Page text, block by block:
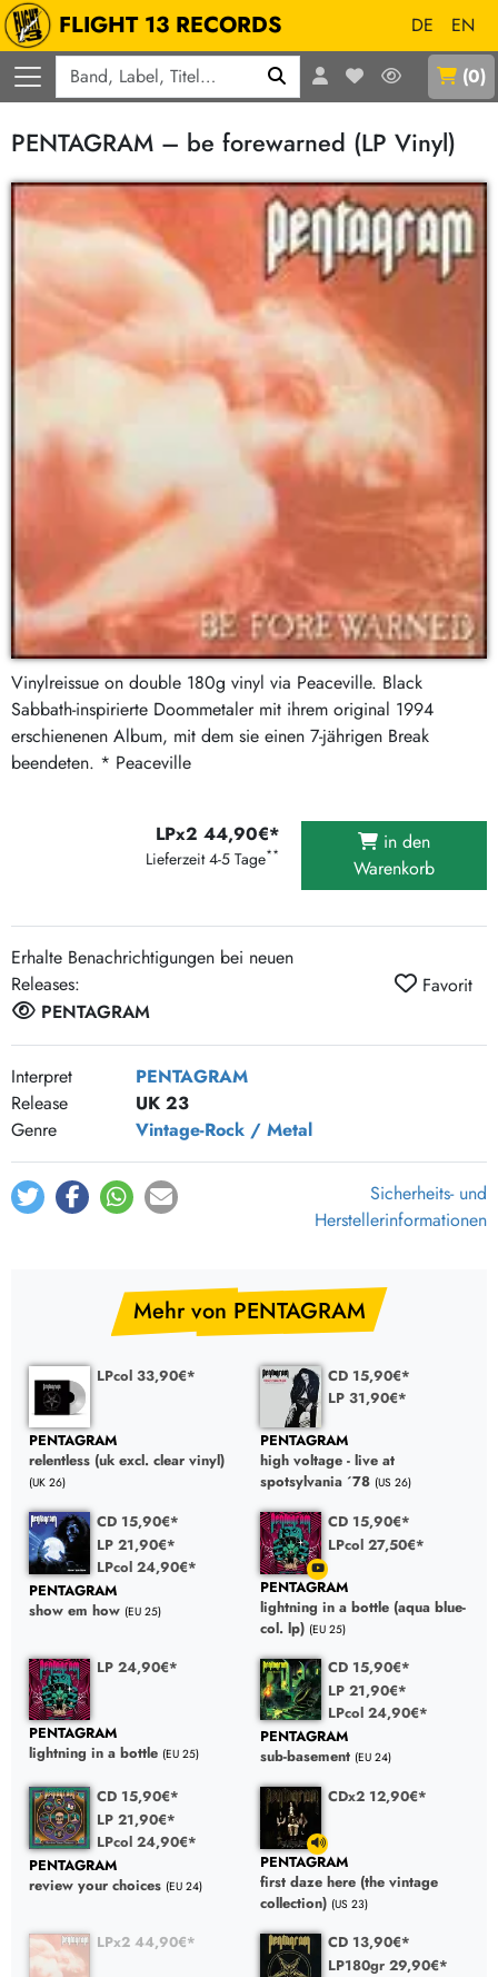
FLIGHT 13 RECORDS DE
EN
(0)
PENTAGRAM – be forewarned (LP Vinyl)
Vinylreissue on double 180g vinyl via Peaceville. Black
Sabbath-inspirierte Doommetaler mit ihrem original 1994
erschienenen Album, mit dem sie einen 7-jährigen Break
beendeten. * Peaceville
LPx2 44,90€*
Lieferzeit 4-5 Tage**
in den
Warenkorb
Erhalte Benachrichtigungen bei neuen
Releases:
PENTAGRAM
Favorit
Interpret
PENTAGRAM
Release
UK 23
Genre
Vintage-Rock / Metal
Sicherheits- und
Herstellerinformationen
Mehr von PENTAGRAM
LPcol 33,90€*
PENTAGRAM
relentless (uk excl. clear vinyl)
(UK 26)
CD 15,90€*
LP 31,90€*
PENTAGRAM
high voltage - live at
spotsylvania ´78 (US 26)
CD 15,90€*
LP 21,90€*
LPcol 24,90€*
PENTAGRAM
show em how (EU 25)
CD 15,90€*
LPcol 27,50€*
PENTAGRAM
lightning in a bottle (aqua blue-
col. lp) (EU 25)
LP 24,90€*
PENTAGRAM
lightning in a bottle (EU 25)
CD 15,90€*
LP 21,90€*
LPcol 24,90€*
PENTAGRAM
sub-basement (EU 24)
CD 15,90€*
LP 21,90€*
LPcol 24,90€*
PENTAGRAM
review your choices (EU 24)
CDx2 12,90€*
PENTAGRAM
first daze here (the vintage
collection) (US 23)
LPx2 44,90€*
CD 13,90€*
LP180gr 29,90€*